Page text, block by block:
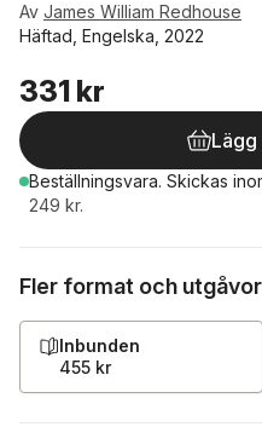
Av James William Redhouse
Häftad, Engelska, 2022
331 kr
Beställningsvara. Skickas
249 kr.
Fler format och utgåvor
Inbunden
455 kr